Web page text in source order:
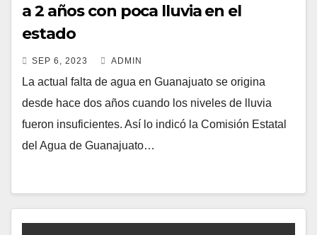
a 2 años con poca lluvia en el
estado
SEP 6, 2023 ADMIN
La actual falta de agua en Guanajuato se origina
desde hace dos años cuando los niveles de lluvia
fueron insuficientes. Así lo indicó la Comisión Estatal
del Agua de Guanajuato…